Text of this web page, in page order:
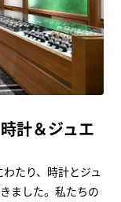
計＆ジュエ
たり、時計とジュ
ました。私たちの